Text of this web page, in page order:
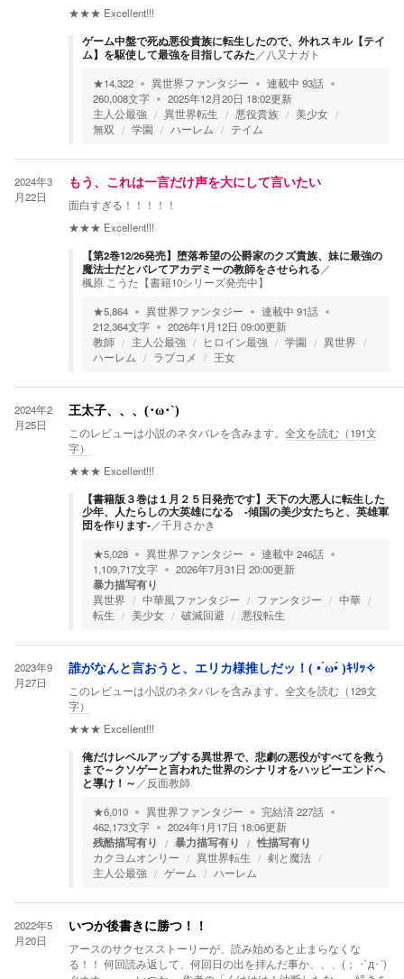
★★★ Excellent!!!
ゲーム中盤で死ぬ悪役貴族に転生したので、外れスキル【テイ
ム】を駆使して最強を目指してみた ／ 八又ナガト
★14,322 異世界ファンタジー 連載中 93話
260,008文字 2025年12月20日 18:02更新
主人公最強
異世界転生 悪役貴族
美少女
無双
学園 ハーレム テイム
2024年3
月22日
もう、これは一言だけ声を大にして言いたい
面白すぎる！！！！！
★★★ Excellent!!!
【第2巻12/26発売】堕落希望の公爵家のクズ貴族、妹に最強の
魔法士だとバレてアカデミーの教師をさせられる ／
楓原 こうた【書籍10シリーズ発売中】
★5,864 異世界ファンタジー 連載中 91話
212,364文字 2026年1月12日 09:00更新
教師
主人公最強 ヒロイン最強 学園
異世界
ハーレム
ラブコメ 王女
2024年2
月25日
王太子、、、(･ω･`)
このレビューは小説のネタバレを含みます。 全文を読む（191文
字）
★★★ Excellent!!!
【書籍版３巻は１月２５日発売です】天下の大悪人に転生した
少年、人たらしの大英雄になる -傾国の美少女たちと、英雄軍
団を作ります-／千月さかき
★5,028 異世界ファンタジー 連載中 246話
1,109,717文字 2026年7月31日 20:00更新
暴力描写有り
異世界 中華風ファンタジー ファンタジー
中華
転生
美少女 破滅回避 悪役転生
2023年9
月27日
誰がなんと言おうと、エリカ様推しだッ！( • ̀ω•́ )ｷﾘｯ✧
このレビューは小説のネタバレを含みます。 全文を読む（129文
字）
★★★ Excellent!!!
俺だけレベルアップする異世界で、悲劇の悪役がすべてを救う
まで～クソゲーと言われた世界のシナリオをハッピーエンドへ
と導け！～ ／ 反面教師
★6,010 異世界ファンタジー 完結済227話
462,173文字 2024年1月17日 18:06更新
残酷描写有り 暴力描写有り 性描写有り
カクヨムオンリー 異世界転生
剣と魔法
主人公最強
ゲーム ハーレム
2022年5
月20日
いつか後書きに勝つ！！
アースのサクセスストーリーが、読み始めると止まらなくな
る！！ 何回読み返して、何回日の出を拝んだ事か、、、(； ･`д･´)